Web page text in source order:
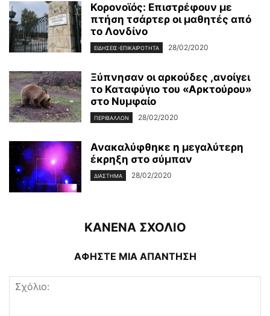
Κορονοϊός: Επιστρέφουν με
πτήση τσάρτερ οι μαθητές από
το Λονδίνο
ΕΙΔΉΣΕΙΣ-ΕΠΙΚΑΙΡΌΤΗΤΑ 28/02/2020
Ξύπνησαν οι αρκούδες ,ανοίγει
το Καταφύγιο του «Αρκτούρου»
στο Νυμφαίο
ΠΕΡΙΒΆΛΛΟΝ 28/02/2020
Ανακαλύφθηκε η μεγαλύτερη
έκρηξη στο σύμπαν
ΔΙΆΣΤΗΜΑ 28/02/2020
ΚΑΝΕΝΑ ΣΧΟΛΙΟ
ΑΦΗΣΤΕ ΜΙΑ ΑΠΑΝΤΗΣΗ